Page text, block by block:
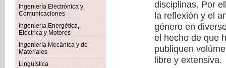
Ingeniería Electrónica y
Comunicaciones
Ingeniería Energética,
Eléctrica y Motores
Ingeniería Mecánica y de
Materiales
Lingüística
disciplinas. Por
la reflexión y el
género en
el hecho de que
publiquen
libre y extensiva.